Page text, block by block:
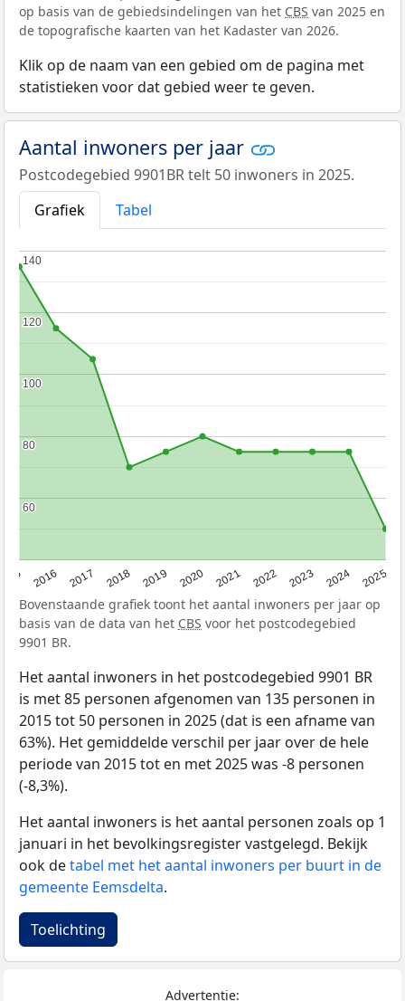
op basis van de gebiedsindelingen van het CBS van 2025 en
de topografische kaarten van het Kadaster van 2026.
Klik op de naam van een gebied om de pagina met
statistieken voor dat gebied weer te geven.
Aantal inwoners per jaar
Postcodegebied 9901BR telt 50 inwoners in 2025.
Grafiek
Tabel
2016 2017 2018 2019 2020 2021 2022 2023 2024 2025
60
60
80
80
100
100
120
120
140
140
Bovenstaande grafiek toont het aantal inwoners per jaar op
basis van de data van het CBS voor het postcodegebied
9901 BR.
Het aantal inwoners in het postcodegebied 9901 BR
is met 85 personen afgenomen van 135 personen in
2015 tot 50 personen in 2025 (dat is een afname van
63%). Het gemiddelde verschil per jaar over de hele
periode van 2015 tot en met 2025 was -8 personen
(-8,3%).
Het aantal inwoners is het aantal personen zoals op 1
januari in het bevolkingsregister vastgelegd. Bekijk
ook detabel met het aantal inwoners per buurt in de
gemeente Eemsdelta.
Toelichting
Advertentie: